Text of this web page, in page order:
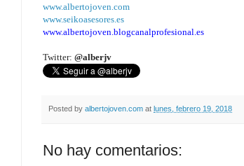
www.albertojoven.com
www.seikoasesores.es
www.albertojoven.blogcanalprofesional.es
Twitter: @alberjv
Posted by albertojoven.com at lunes, febrero 19, 2018
No hay comentarios: